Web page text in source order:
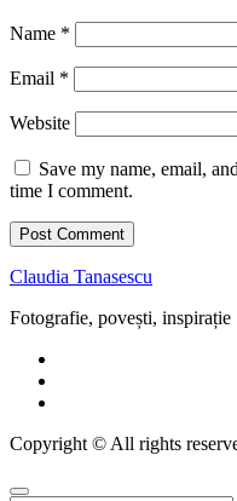
Name *
Email *
Website
Save my name, email,
time I comment.
Claudia Tanasescu
Fotografie, povești, inspirație
Copyright © All rights